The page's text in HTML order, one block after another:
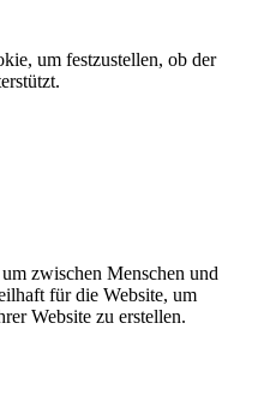
um festzustellen, ob der
zwischen Menschen und
für die Website, um
Website zu erstellen.